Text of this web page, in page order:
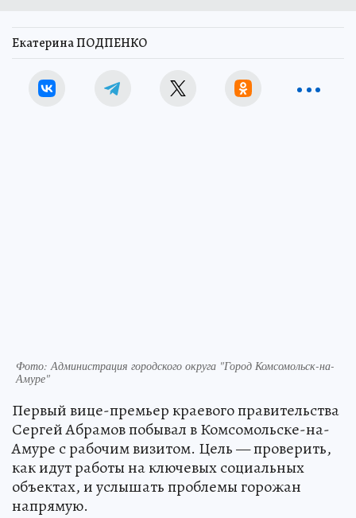
Екатерина ПОДПЕНКО
Фото: Администрация городского округа "Город Комсомольск-на-
Амуре"
Первый вице-премьер краевого правительства
Сергей Абрамов побывал в Комсомольске-на-
Амуре с рабочим визитом. Цель — проверить,
как идут работы на ключевых социальных
объектах, и услышать проблемы горожан
напрямую.